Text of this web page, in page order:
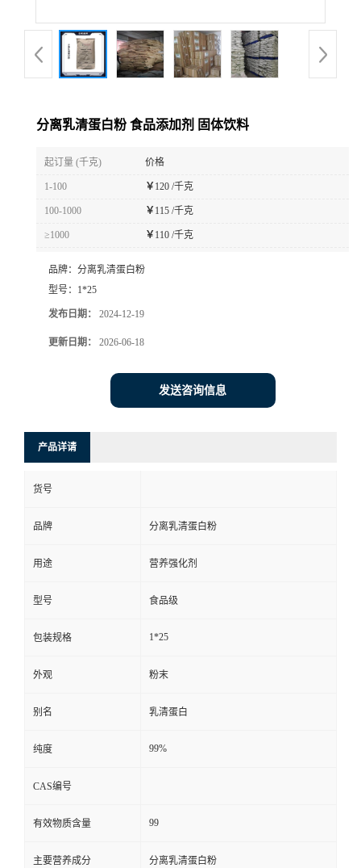
分离乳清蛋白粉 食品添加剂 固体饮料
起订量 (千克) 价格
1-100 ￥ 120 /千克
100-1000 ￥ 115 /千克
≥1000 ￥ 110 /千克
品牌： 分离乳清蛋白粉
型号： 1*25
发布日期： 2024-12-19
更新日期： 2026-06-18
发送咨询信息
产品详请
货号
品牌 分离乳清蛋白粉
用途 营养强化剂
型号 食品级
包装规格 1*25
外观 粉末
别名 乳清蛋白
纯度 99%
CAS编号
有效物质含量 99
主要营养成分 分离乳清蛋白粉